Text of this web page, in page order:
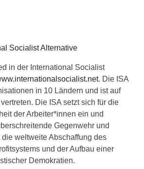
in der International Socialist
. Die ISA
in 10 Ländern und ist auf
Die ISA setzt sich für die
der Arbeiter*innen ein und
Gegenwehr und
weltweite Abschaffung des
und der Aufbau einer
Demokratien.